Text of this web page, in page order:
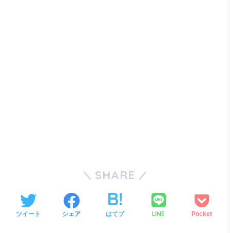
SHARE
ツイート シェア はてブ LINE Pocket